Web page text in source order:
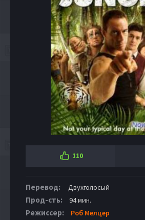
110
Перевод: Двухголосый
Прод-сть: 94 мин.
Режиссер: Роб Мелцер